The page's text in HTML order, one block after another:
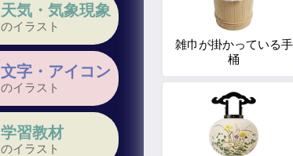
天気・気象現象
のイラスト
文字・アイコン
のイラスト
学習教材
のイラスト
雑巾が掛かっている手
桶